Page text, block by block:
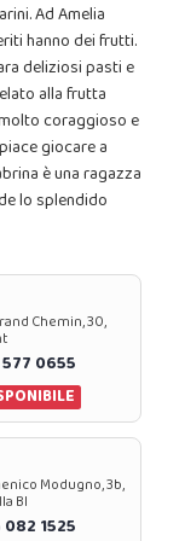
Ad Amelia
hanno dei frutti.
deliziosi pasti e
alla frutta
coraggioso e
giocare a
è una ragazza
lo splendido
Chemin, 30,
0655
Modugno, 3b,
BI
1525